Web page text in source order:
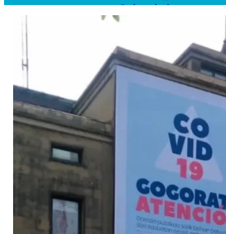
Cajas de luz
portátiles
Sistemas
tubulares
Pop Ups
Contacto